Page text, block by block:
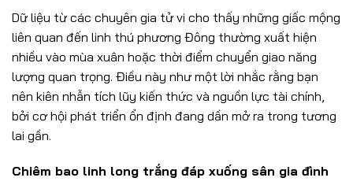
Dữ liệu từ các chuyên gia tử vi cho thấy những giấc mộng
liên quan đến linh thú phương Đông thường xuất hiện
nhiều vào mùa xuân hoặc thời điểm chuyển giao năng
lượng quan trọng. Điều này như một lời nhắc rằng bạn
nên kiên nhẫn tích lũy kiến thức và nguồn lực tài chính,
bởi cơ hội phát triển ổn định đang dần mở ra trong tương
lai gần.
Chiêm bao linh long trắng đáp xuống sân gia đình